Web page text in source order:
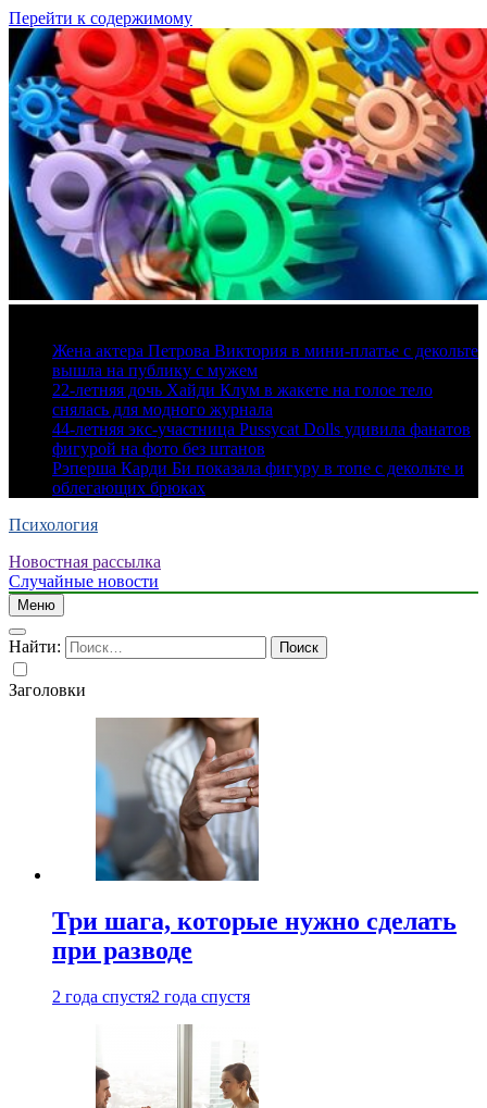
Перейти к содержимому
Жена актера Петрова Виктория в мини-платье с декольте
вышла на публику с мужем
22-летняя дочь Хайди Клум в жакете на голое тело
снялась для модного журнала
44-летняя экс-участница Pussycat Dolls удивила фанатов
фигурой на фото без штанов
Рэперша Карди Би показала фигуру в топе с декольте и
облегающих брюках
Психология
Новостная рассылка
Случайные новости
Меню
Найти:
Заголовки
Три шага, которые нужно сделать
при разводе
2 года спустя2 года спустя